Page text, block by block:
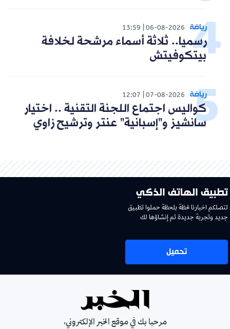
رياضة 06-08-2026
13:59
رسميا.. ثلاثة أسماء مرشحة لخلافة
بيتكوفيتش
رياضة 07-08-2026
12:07
كواليس اجتماع اللجنة التقنية .. اختيار
سانشيز و"إسبانية" عنتر وترشيح زاوي
تطبيق الهاتف الذكي
لتصلكم اخبارنا لحظة بلحظة حملوا تطبيق
جديد وتجربة جديدة تم إنشاؤها لك
تحميل
مرحبا بك في موقع الخبر الإلكتروني،